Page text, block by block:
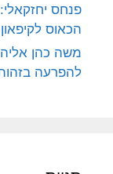
פנחס
הכאוס
משה כהן
להפרעה